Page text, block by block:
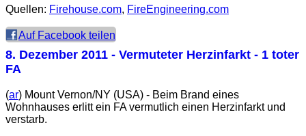
Quellen: Firehouse.com, FireEngineering.com
Auf Facebook teilen
8. Dezember 2011 - Vermuteter Herzinfarkt - 1 toter
FA
(ar) Mount Vernon/NY (USA) - Beim Brand eines
Wohnhauses erlitt ein FA vermutlich einen Herzinfarkt und
verstarb.